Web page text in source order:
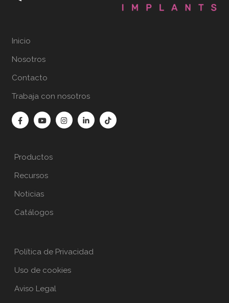
Inicio
Nosotros
Contacto
Trabaja con nosotros
Productos
Recursos
Noticias
Catálogos
Política de Privacidad
Uso de cookies
Aviso Legal